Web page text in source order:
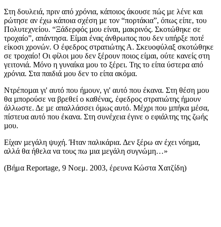
Στη δουλειά, πριν από χρόνια, κάποιος άκουσε πώς µε λένε και
ρώτησε αν έχω κάποια σχέση µε τον “πορτάκια”, όπως είπε, του
Πολυτεχνείου. “Ξάδερφός µου είναι, µακρινός. Σκοτώθηκε σε
τροχαίο”, απάντησα. Είµαι ένας άνθρωπος που δεν υπήρξε ποτέ
είκοσι χρονών. Ο έφεδρος στρατιώτης Α. Σκευοφύλαξ σκοτώθηκε
σε τροχαίο! Οι φίλοι µου δεν ξέρουν ποιος είµαι, ούτε κανείς στη
γειτονιά. Μόνο η γυναίκα µου το ξέρει. Της το είπα ύστερα από
χρόνια. Στα παιδιά µου δεν το είπα ακόµα.
Ντρέποµαι γι' αυτό που ήµουν, γι' αυτό που έκανα. Στη θέση µου
θα µπορούσε να βρεθεί ο καθένας, έφεδρος στρατιώτης ήµουν
άλλωστε. Δε µε απαλλάσσει όµως αυτό. Μέχρι που µπήκα µέσα,
πίστευα αυτό που έκανα. Στη συνέχεια έγινε ο εφιάλτης της ζωής
µου.
Είχαν µεγάλη ψυχή. Ήταν παλικάρια. Δεν ξέρω αν έχει νόηµα,
αλλά θα ήθελα να τους πω µια µεγάλη συγνώµη…»
(Βήμα Reportage, 9 Νοεμ. 2003, έρευνα Κώστα Χατζίδη)